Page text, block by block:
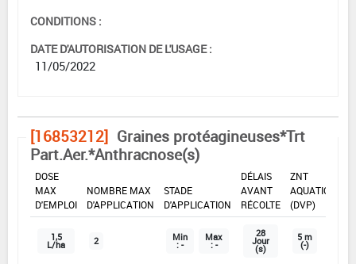
CONDITIONS :
DATE D'AUTORISATION DE L'USAGE :
11/05/2022
[16853212] Graines protéagineuses*Trt
Part.Aer.*Anthracnose(s)
DOSE
MAX
D'EMPLOI
NOMBRE MAX
D'APPLICATION
STADE
D'APPLICATION
DÉLAIS
AVANT
RÉCOLTE
ZNT
AQUATIQUE
(DVP)
1,5
L/ha 2 Min
: -
Max
: -
28
Jour
(s)
5 m
(-)